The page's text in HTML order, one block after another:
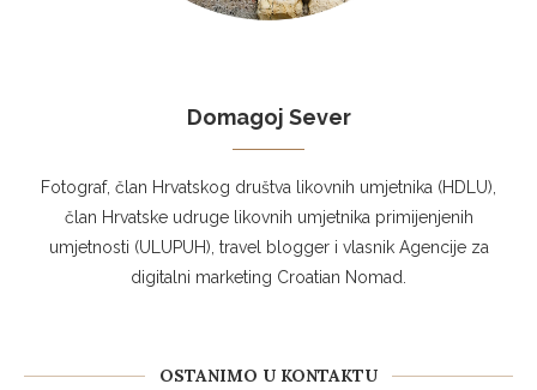
Domagoj Sever
Fotograf, član Hrvatskog društva likovnih umjetnika (HDLU),
član Hrvatske udruge likovnih umjetnika primijenjenih
umjetnosti (ULUPUH), travel blogger i vlasnik Agencije za
digitalni marketing Croatian Nomad.
OSTANIMO U KONTAKTU